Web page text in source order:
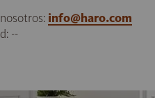
info@haro.com
--